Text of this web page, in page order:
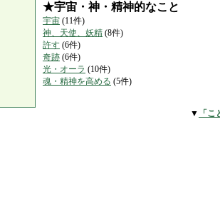
★宇宙・神・精神的なこと
宇宙 (11件)
神、天使、妖精 (8件)
許す (6件)
奇跡 (6件)
光・オーラ (10件)
魂・精神を高める (5件)
▼ 「